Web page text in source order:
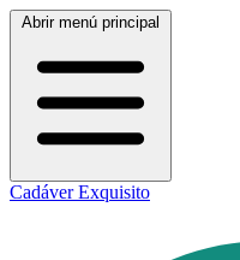
Abrir menú principal
Cadáver Exquisito